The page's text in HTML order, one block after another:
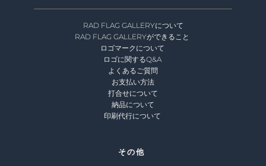
RAD FLAG GALLERYについて
RAD FLAG GALLERYができること
ロゴマークについて
ロゴに関するQ&A
よくあるご質問
お支払い方法
打合せについて
納品について
印刷代行について
その他